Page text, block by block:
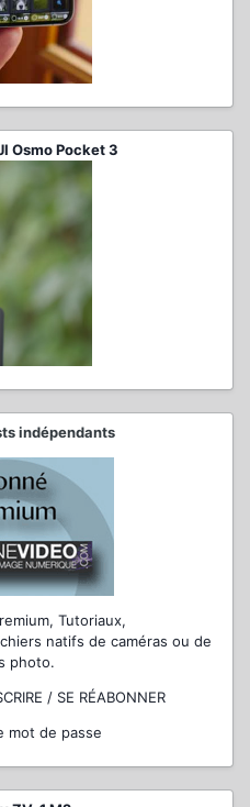
Osmo Pocket 3
indépendants
Tutoriaux,
natifs de caméras ou de
photo.
/ SE RÉABONNER
mot de passe